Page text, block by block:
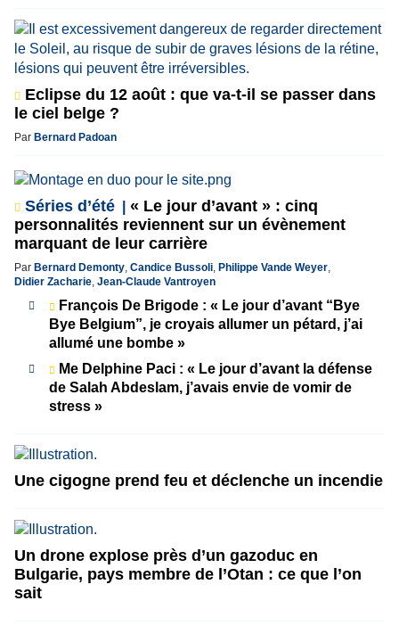
Eclipse du 12 août : que va-t-il se passer dans
le ciel belge ?
Par Bernard Padoan
Séries d’été
« Le jour d’avant » : cinq
personnalités reviennent sur un évènement
marquant de leur carrière
Par Bernard Demonty, Candice Bussoli, Philippe Vande Weyer,
Didier Zacharie, Jean-Claude Vantroyen
François De Brigode : « Le jour d’avant “Bye
Bye Belgium”, je croyais allumer un pétard, j’ai
allumé une bombe »
Me Delphine Paci : « Le jour d’avant la défense
de Salah Abdeslam, j’avais envie de vomir de
stress »
Une cigogne prend feu et déclenche un incendie
Un drone explose près d’un gazoduc en
Bulgarie, pays membre de l’Otan : ce que l’on
sait